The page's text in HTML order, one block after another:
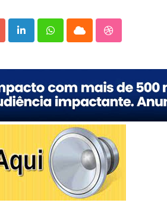
LinkedInWhatsappCloud StumbleUpon